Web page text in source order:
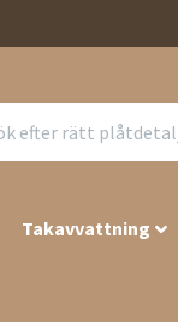
Takavvattning